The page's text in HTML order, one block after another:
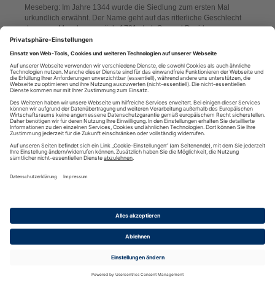
Meseberg: Im Jahre 1344 wurde die Siedlung zum ersten Mal
urkundlich erwähnt. Der Name geht auf das ritterliche Geschlecht
derer von Meseberg zurück. 1781 starb Samuel David von
Meseberg ohne Nachkommen zu hinterlassen.Das Gut befand sich
im Besitz von Katharina von Lüders, Heinrich von Platten und auch
Meseberg zu den Schwärzesten.
Am 1. September wütete in Meseberg ein Brand, der die Kirche, das
Pfarrhaus und das halbe Dorf vernichtete. Damit wurden die
Kirchenbücher und Akten der Pfarre ein Opfer der Flammen. Aus
dem Jahre 1895 ist überliefert, dass die Zahl der bewohnten
Häuser 92 betrug. Männliche Einwohner gab es 270 und weibliche
281.Die Kirche wurde in den Jahren wieder aufgebaut und erhielt
1824 die Orgel der Osterburger Martinskapelle. Es wird
angenommen, dass Teile eines anderen Werkes mitverwendet
elektronisch geläutet werden.
Bilder vom Dorf- und Feuerwehrfest 2023